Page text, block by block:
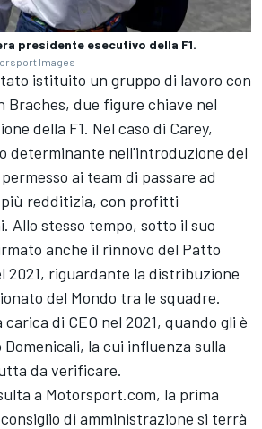
presidente esecutivo della F1.
Images
istituito un gruppo di lavoro con
Braches, due figure chiave nel
della F1. Nel caso di Carey,
determinante nell'introduzione del
ai team di passare ad
più redditizia, con profitti
Allo stesso tempo, sotto il suo
anche il rinnovo del Patto
2021, riguardante la distribuzione
del Mondo tra le squadre.
di CEO nel 2021, quando gli è
la cui influenza sulla
da verificare.
a Motorsport.com, la prima
di amministrazione si terrà